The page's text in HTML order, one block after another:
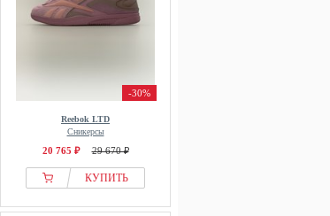
-30%
Reebok LTD
Сникерсы
20 765 ₽ 29 670 ₽
КУПИТЬ